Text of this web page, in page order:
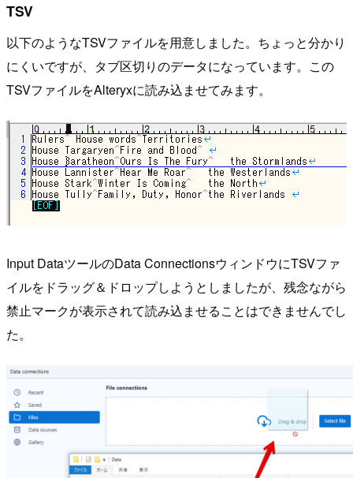
TSV
以下のようなTSVファイルを用意しました。ちょっと分かり
にくいですが、タブ区切りのデータになっています。この
TSVファイルをAlteryxに読み込ませてみます。
Input DataツールのData ConnectionsウィンドウにTSVファ
イルをドラッグ＆ドロップしようとしましたが、残念ながら
禁止マークが表示されて読み込ませることはできませんでし
た。